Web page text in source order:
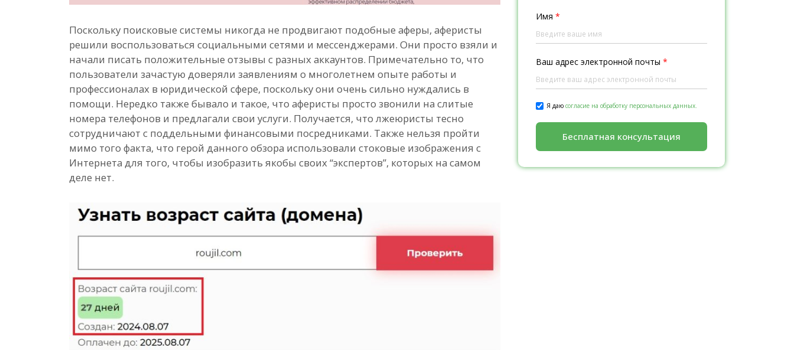
Поскольку поисковые системы никогда не продвигают подобные аферы, аферисты
решили воспользоваться социальными сетями и мессенджерами. Они просто взяли и
начали писать положительные отзывы с разных аккаунтов. Примечательно то, что
пользователи зачастую доверяли заявлениям о многолетнем опыте работы и
профессионалах в юридической сфере, поскольку они очень сильно нуждались в
помощи. Нередко также бывало и такое, что аферисты просто звонили на слитые
номера телефонов и предлагали свои услуги. Получается, что лжеюристы тесно
сотрудничают с поддельными финансовыми посредниками. Также нельзя пройти
мимо того факта, что герой данного обзора использовали стоковые изображения с
Интернета для того, чтобы изобразить якобы своих “экспертов”, которых на самом
деле нет.
Имя *
Ваш адрес электронной почты *
Я даю согласие на обработку персональных данных.
Бесплатная консультация